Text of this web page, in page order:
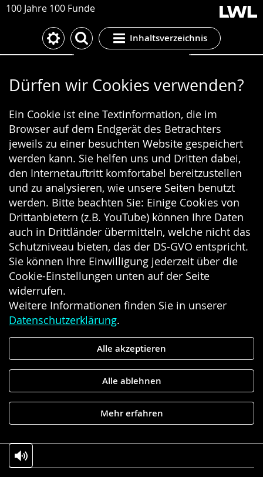
100 Jahre 100 Funde
Inhaltsverzeichnis
Cookie-Einstellungen
Dürfen wir Cookies verwenden?
Ein Cookie ist eine Textinformation, die im
Browser auf dem Endgerät des Betrachters
jeweils zu einer besuchten Website gespeichert
werden kann. Sie helfen uns und Dritten dabei,
den Internetauftritt komfortabel bereitzustellen
und zu analysieren, wie unsere Seiten benutzt
werden. Bitte beachten Sie: Einige Cookies von
Drittanbietern (z.B. YouTube) können Ihre Daten
auch in Drittländer übermitteln, welche nicht das
Schutzniveau bieten, das der DS-GVO entspricht.
Sie können Ihre Einwilligung jederzeit über die
Cookie-Einstellungen unten auf der Seite
widerrufen.
Weitere Informationen finden Sie in unserer
Datenschutzerklärung.
Alle akzeptieren
Alle ablehnen
Mehr erfahren